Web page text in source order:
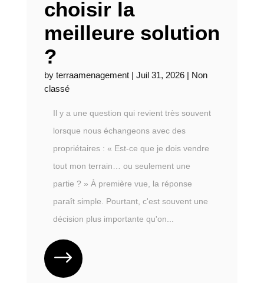
choisir la
meilleure solution
?
by terraamenagement| Juil 31, 2026| Non
classé
Il y a une question qui revient très souvent
lorsque nous échangeons avec des
propriétaires : « Est-ce que je dois vendre
tout mon terrain… ou seulement une
partie ? » À première vue, la réponse
paraît simple. Pourtant, c'est souvent une
décision plus importante qu'on...